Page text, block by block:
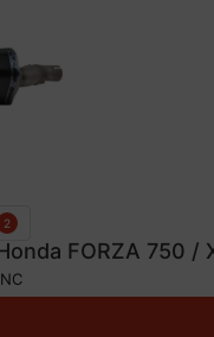
2
FORZA 750 /